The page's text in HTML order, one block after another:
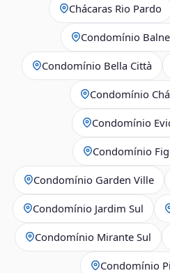
Chácaras Rio Pardo
Condomínio
Condomínio Bella Città
Condomínio
Condomínio
Condomínio
Condomínio Garden Ville
Condomínio Jardim Sul
Condomínio Mirante Sul
Condomínio